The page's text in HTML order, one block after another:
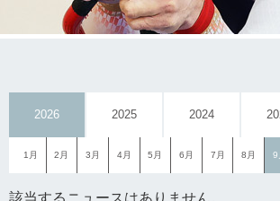
2026 2025 2024
1月 2月 3月 4月 5月 6月 7月 8月 9
該当するニュースはありません。